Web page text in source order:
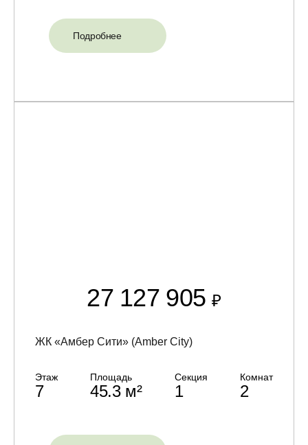
Подробнее
27 127 905₽
ЖК «Амбер Сити» (Amber City)
Этаж
7
Площадь
45.3 м²
Секция
1
Комнат
2